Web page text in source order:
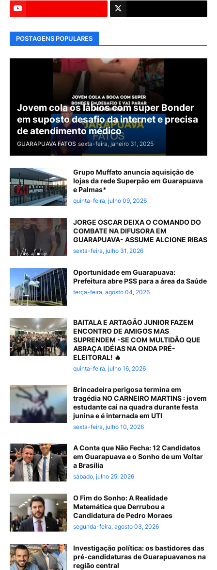
POSTAGENS POPULARES
Jovem cola os lábios com super Bonder
em suposto desafio da internet e precisa
de atendimento médico
GUARAPUAVA FATOS sexta-feira, janeiro 31, 2025
Grupo Muffato anuncia aquisição de
lojas da rede Superpão em Guarapuava
e Palmas*
quinta-feira, julho 09, 2026
JORGE OSCAR DEIXA O COMANDO DO
COMBATE NA DIFUSORA EM
GUARAPUAVA- ASSUME ALCIONE RIBAS
sexta-feira, julho 31, 2026
Oportunidade em Guarapuava:
Prefeitura abre PSS para a área da Saúde
terça-feira, agosto 04, 2026
BAITALA E ARTAGÃO JUNIOR FAZEM
ENCONTRO DE AMIGOS MAS
SUPRENDEM -SE COM MULTIDÃO QUE
ABRAÇA IDÉIAS NA ONDA PRÉ-
ELEITORAL! 🔥
quinta-feira, julho 16, 2026
Brincadeira perigosa termina em
tragédia NO CARNEIRO MARTINS : jovem
estudante cai na quadra durante festa
junina e é internada em UTI
sexta-feira, julho 10, 2026
A Conta que Não Fecha: 12 Candidatos
em Guarapuava e o Sonho de um Voltar
a Brasília
sábado, julho 25, 2026
O Fim do Sonho: A Realidade
Matemática que Derrubou a
Candidatura de Pedro Moraes
segunda-feira, agosto 03, 2026
Investigação política: os bastidores das
pré-candidaturas de Guarapuavanos na
região central